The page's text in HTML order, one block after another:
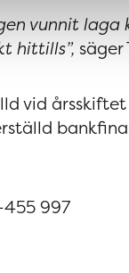
vunnit
hittills”, säger
vid
455 997